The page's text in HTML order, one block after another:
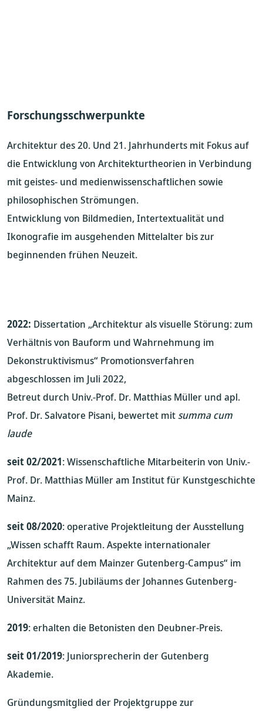
Forschungsschwerpunkte
Architektur des 20. Und 21. Jahrhunderts mit Fokus auf
die Entwicklung von Architekturtheorien in Verbindung
mit geistes- und medienwissenschaftlichen sowie
philosophischen Strömungen.
Entwicklung von Bildmedien, Intertextualität und
Ikonografie im ausgehenden Mittelalter bis zur
beginnenden frühen Neuzeit.
2022: Dissertation „Architektur als visuelle Störung: zum
Verhältnis von Bauform und Wahrnehmung im
Dekonstruktivismus“ Promotionsverfahren
abgeschlossen im Juli 2022,
Betreut durch Univ.-Prof. Dr. Matthias Müller und apl.
Prof. Dr. Salvatore Pisani, bewertet mit summa cum
laude
seit 02/2021: Wissenschaftliche Mitarbeiterin von Univ.-
Prof. Dr. Matthias Müller am Institut für Kunstgeschichte
Mainz.
seit 08/2020: operative Projektleitung der Ausstellung
„Wissen schafft Raum. Aspekte internationaler
Architektur auf dem Mainzer Gutenberg-Campus“ im
Rahmen des 75. Jubiläums der Johannes Gutenberg-
Universität Mainz.
2019: erhalten die Betonisten den Deubner-Preis.
seit 01/2019: Juniorsprecherin der Gutenberg
Akademie.
Gründungsmitglied der Projektgruppe zur